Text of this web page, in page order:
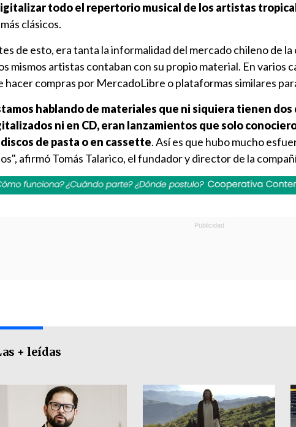
todo el repertorio musical de los artistas
clásicos.
de esto, era tanta la informalidad del mercado chileno de la
mismos artistas contaban con su propio material. En varios
hacer compras por MercadoLibre o plataformas similares
hablando de materiales que ni siquiera tienen
ni en CD, eran lanzamientos que solo
de pasta o en cassette. Así es que hubo mucho
afirmó Tomás Talarico, el fundador y director de la
+ leídas